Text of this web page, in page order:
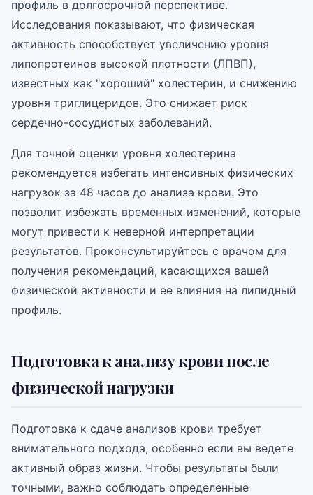
профиль в долгосрочной перспективе.
Исследования показывают, что физическая
активность способствует увеличению уровня
липопротеинов высокой плотности (ЛПВП),
известных как "хороший" холестерин, и снижению
уровня триглицеридов. Это снижает риск
сердечно-сосудистых заболеваний.
Для точной оценки уровня холестерина
рекомендуется избегать интенсивных физических
нагрузок за 48 часов до анализа крови. Это
позволит избежать временных изменений, которые
могут привести к неверной интерпретации
результатов. Проконсультируйтесь с врачом для
получения рекомендаций, касающихся вашей
физической активности и ее влияния на липидный
профиль.
Подготовка к анализу крови после
физической нагрузки
Подготовка к сдаче анализов крови требует
внимательного подхода, особенно если вы ведете
активный образ жизни. Чтобы результаты были
точными, важно соблюдать определенные